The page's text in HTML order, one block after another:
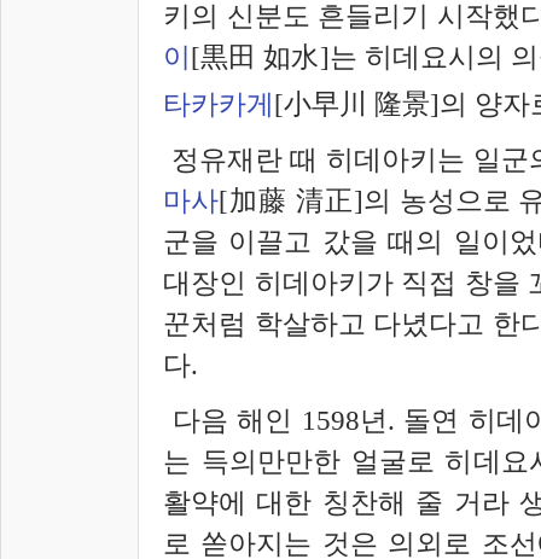
키의 신분도 흔들리기 시작했
이 [黒田 如水]는 히데요시의
타카카게 [小早川 隆景]의 양자
정유재란 때 히데아키는 일
마사[加藤 清正]의 농성으로
군을 이끌고 갔을 때의 일이
대장인 히데아키가 직접 창을
꾼처럼 학살하고 다녔다고 한
다.
다음 해인 1598년. 돌연 히데
는 득의만만한 얼굴로 히데
활약에 대한 칭찬해 줄 거라
로 쏟아지는 것은 의외로 조